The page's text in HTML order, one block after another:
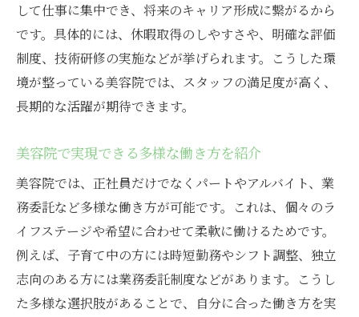
して仕事に集中でき、将来のキャリア形成に繋がるから
です。具体的には、休暇取得のしやすさや、明確な評価
制度、技術研修の実施などが挙げられます。こうした環
境が整っている美容院では、スタッフの満足度が高く、
長期的な活躍が期待できます。
美容院で実現できる多様な働き方を紹介
美容院では、正社員だけでなくパートやアルバイト、業
務委託など多様な働き方が可能です。これは、個々のラ
イフステージや希望に合わせて柔軟に働けるためです。
例えば、子育て中の方には時短勤務やシフト調整、独立
志向のある方には業務委託制度などがあります。こうし
た多様な選択肢があることで、自分に合った働き方を実